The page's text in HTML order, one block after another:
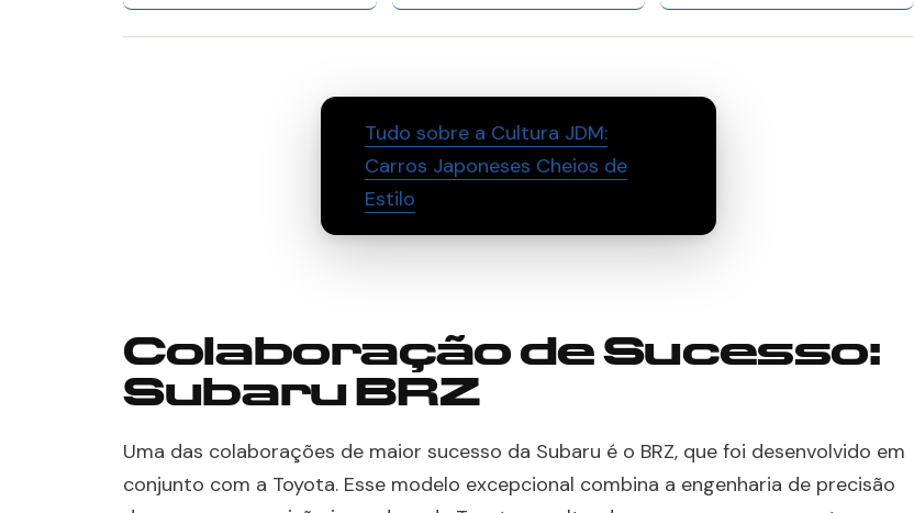
Tudo sobre a Cultura JDM:
Carros Japoneses Cheios de
Estilo
Colaboração de Sucesso:
Subaru BRZ
Uma das colaborações de maior sucesso da Subaru é o BRZ, que foi desenvolvido em
conjunto com a Toyota. Esse modelo excepcional combina a engenharia de precisão